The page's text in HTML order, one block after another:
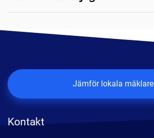
Kontakt
Jämför lokala mäklare